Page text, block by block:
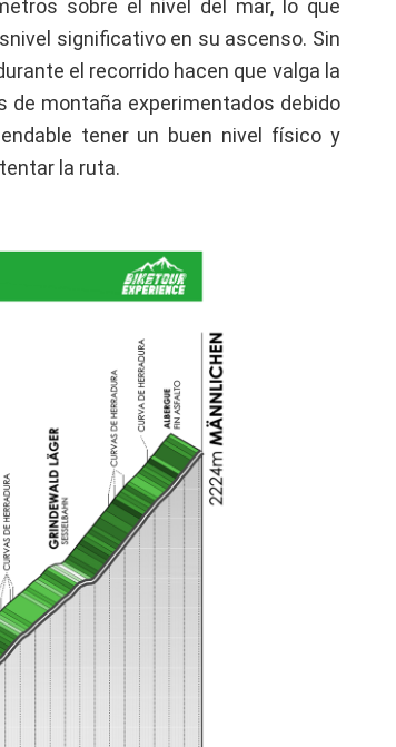
sobre el nivel del mar, lo que
significativo en su ascenso. Sin
el recorrido hacen que valga la
de montaña experimentados debido
tener un buen nivel físico y
la ruta.